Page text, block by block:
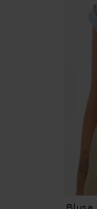
Blusa